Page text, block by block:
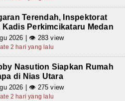
Terendah, Inspektorat
Perkimcikataru Medan
2026 | 👁 283 view
2 hari yang lalu
Nasution Siapkan Rumah
di Nias Utara
2026 | 👁 275 view
2 hari yang lalu